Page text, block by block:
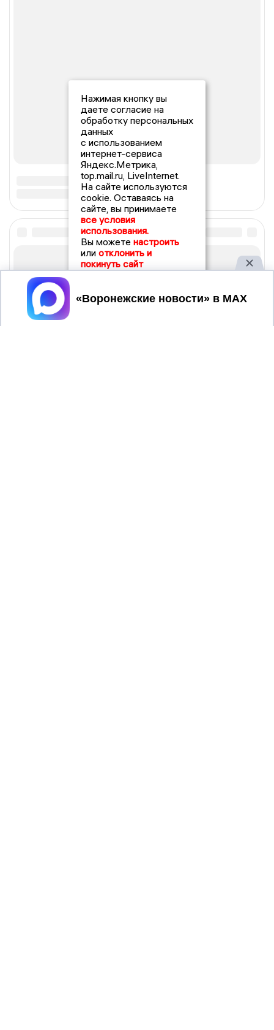
Нажимая кнопку вы
даете согласие на
обработку персональных
данных
с использованием
интернет-сервиса
Яндекс.Метрика,
top.mail.ru, LiveInternet.
На сайте используются
cookie. Оставаясь на
сайте, вы принимаете
все условия
использования.
Вы можете настроить
или отклонить и
покинуть сайт
Принять